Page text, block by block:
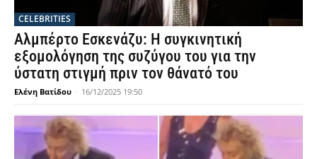
CELEBRITIES
Αλμπέρτο Εσκενάζυ: Η συγκινητική
εξομολόγηση της συζύγου του για την
ύστατη στιγμή πριν τον θάνατό του
Ελένη Βατίδου - 16/12/2025 19:50